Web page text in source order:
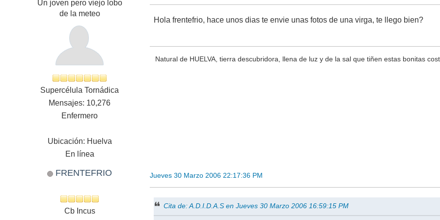
Un joven pero viejo lobo
de la meteo
Supercélula Tornádica
Mensajes: 10,276
Enfermero
Ubicación: Huelva
En línea
Hola frentefrio, hace unos dias te envie unas fotos de una virga, te llego bien?
Natural de HUELVA, tierra descubridora, llena de luz y de la sal que tiñen estas bonitas
FRENTEFRIO
Cb Incus
Jueves 30 Marzo 2006 22:17:36 PM
Cita de: A.D.I.D.A.S en Jueves 30 Marzo 2006 16:59:15 PM